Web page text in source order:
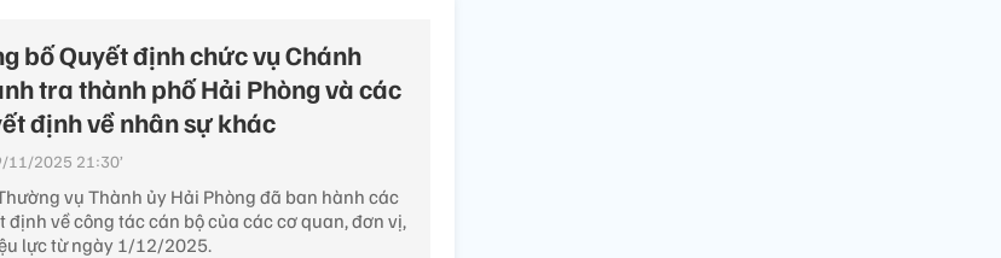
bố Quyết định chức vụ Chánh
tra thành phố Hải Phòng và các
định về nhân sự khác
11/2025 21:30’
vụ Thành ủy Hải Phòng đã ban hành các
định về công tác cán bộ của các cơ quan, đơn vị,
lực từ ngày 1/12/2025.